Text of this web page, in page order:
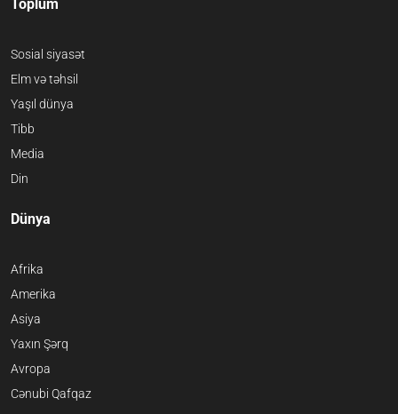
Toplum
Sosial siyasət
Elm və təhsil
Yaşıl dünya
Tibb
Media
Din
Dünya
Afrika
Amerika
Asiya
Yaxın Şərq
Avropa
Cənubi Qafqaz